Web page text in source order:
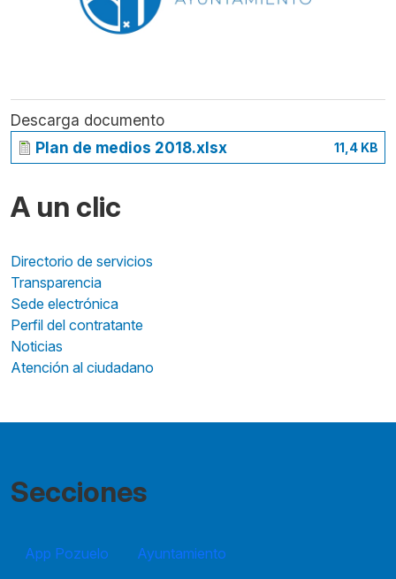
Descarga documento
Plan de medios 2018.xlsx
11,4 KB
A un clic
Directorio de servicios
Transparencia
Sede electrónica
Perfil del contratante
Noticias
Atención al ciudadano
Secciones
App Pozuelo
Ayuntamiento